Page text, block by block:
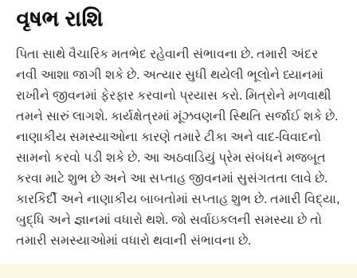
વૃષભ રાશિ
પિતા સાથે વૈચારિક મતભેદ રહેવાની સંભાવના છે. તમારી અંદર
નવી આશા જાગી શકે છે. અત્યાર સુધી થયેલી ભૂલોને ધ્યાનમાં
રાખીને જીવનમાં ફેરફાર કરવાનો પ્રયાસ કરો. મિત્રોને મળવાથી
તમને સારું લાગશે. કાર્યક્ષેત્રમાં મૂંઝવણની સ્થિતિ સર્જાઈ શકે છે.
નાણાકીય સમસ્યાઓના કારણે તમારે ટીકા અને વાદ-વિવાદનો
સામનો કરવો પડી શકે છે. આ અઠવાડિયું પ્રેમ સંબંધને મજબૂત
કરવા માટે શુભ છે અને આ સપ્તાહ જીવનમાં સુસંગતતા લાવે છે.
કારકિર્દી અને નાણાકીય બાબતોમાં સપ્તાહ શુભ છે. તમારી વિદ્યા,
બુદ્ધિ અને જ્ઞાનમાં વધારો થશે. જો સર્વાઇકલની સમસ્યા છે તો
તમારી સમસ્યાઓમાં વધારો થવાની સંભાવના છે.